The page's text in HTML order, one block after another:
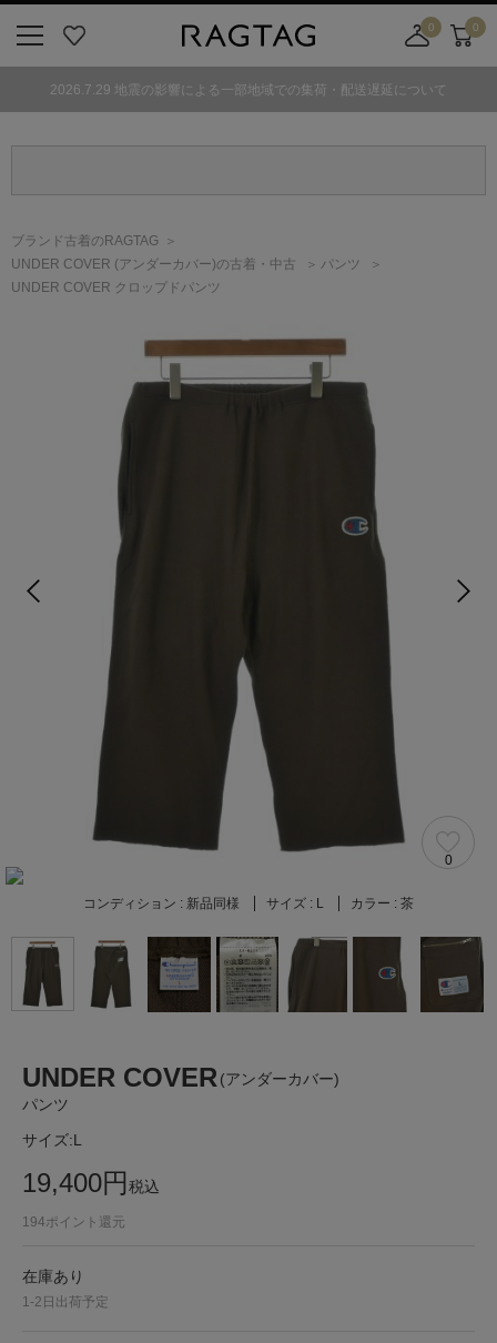
気
0
舗
カ
0
2026.7.29 地震の影響による一部地域での集荷・配送遅延について
ブランド古着のRAGTAG
UNDER COVER (アンダーカバー)の古着・中古
パンツ
UNDER COVER クロップドパンツ
0
コンディション : 新品同様 サイズ : L カラー : 茶
UNDER COVER (アンダーカバー)
パンツ
サイズ:L
19,400円税込
194ポイント還元
在庫あり
1-2日出荷予定